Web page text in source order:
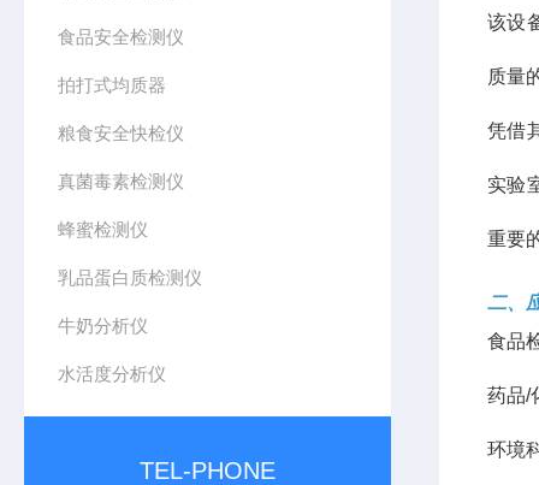
食品安全检测仪
拍打式均质器
粮食安全快检仪
真菌毒素检测仪
蜂蜜检测仪
乳品蛋白质检测仪
牛奶分析仪
水活度分析仪
TEL-PHONE
该设
质量
凭借
实验
重要
二、
食品
药品/
环境